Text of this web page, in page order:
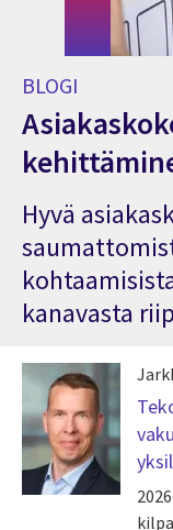
BLOGI
Hyvä
kanavasta